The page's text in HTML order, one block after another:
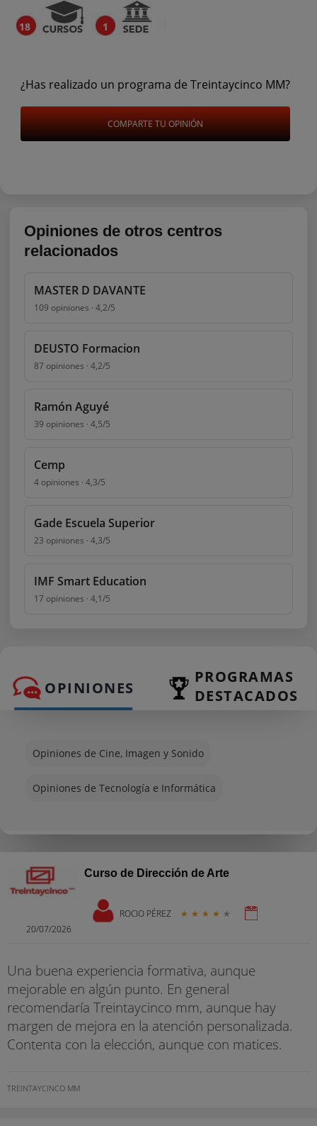
18 1
¿Has realizado un programa de Treintaycinco MM?
COMPARTE TU OPINIÓN
Opiniones de otros centros
relacionados
MASTER D DAVANTE
109 opiniones · 4,2/5
DEUSTO Formacion
87 opiniones · 4,2/5
Ramón Aguyé
39 opiniones · 4,5/5
Cemp
4 opiniones · 4,3/5
Gade Escuela Superior
23 opiniones · 4,3/5
IMF Smart Education
17 opiniones · 4,1/5
OPINIONES
PROGRAMAS
DESTACADOS
Opiniones de Cine, Imagen y Sonido
Opiniones de Tecnología e Informática
Curso de Dirección de Arte
ROCIO PÉREZ ★ ★ ★ ★ ★
20/07/2026
Una buena experiencia formativa, aunque
mejorable en algún punto. En general
recomendaría Treintaycinco mm, aunque hay
margen de mejora en la atención personalizada.
Contenta con la elección, aunque con matices.
TREINTAYCINCO MM